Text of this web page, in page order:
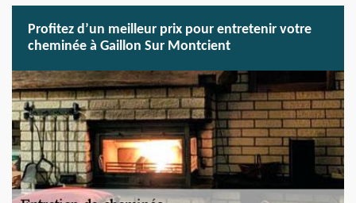
Profitez d’un meilleur prix pour entretenir votre
cheminée à Gaillon Sur Montcient